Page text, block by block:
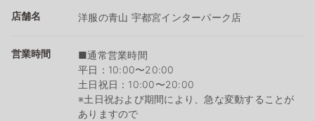
店舗名 洋服の青山 宇都宮インターパーク店
営業時間
■通常営業時間
平日：10:00〜20:00
土日祝日：10:00〜20:00
※土日祝および期間により、急な変動することが
ありますので